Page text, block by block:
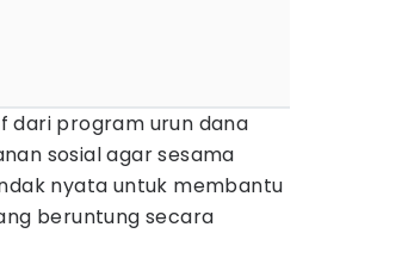
dari program urun dana
sosial agar sesama
nyata untuk membantu
beruntung secara